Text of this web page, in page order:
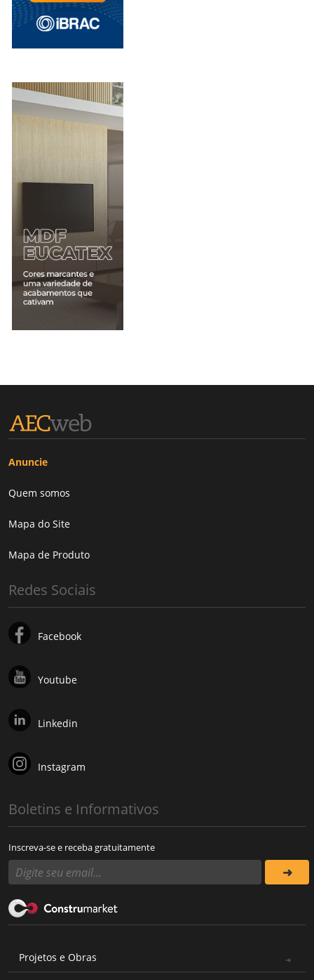
Anuncie
Quem somos
Mapa do Site
Mapa de Produto
Redes Sociais
Facebook
Youtube
Linkedin
Instagram
Boletins e Informativos
Inscreva-se e receba gratuitamente
Projetos e Obras